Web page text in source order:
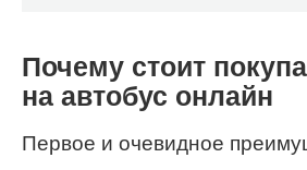
Почему стоит
на автобус онлайн
Первое и очевидное